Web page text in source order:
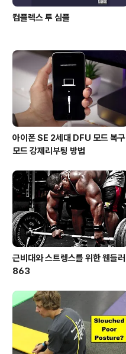
컴플렉스 투 심플
아이폰 SE 2세대 DFU 모드 복구
모드 강제리부팅 방법
근비대와 스트렝스를 위한 웬들러
863